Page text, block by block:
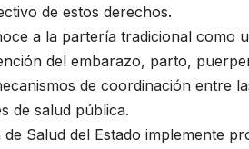
de estos derechos.
a la partería tradicional como
del embarazo, parto,
de coordinación entre
de salud pública.
Salud del Estado implemente